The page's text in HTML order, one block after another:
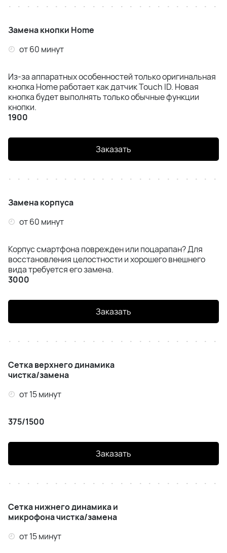
Замена кнопки Home
от 60 минут
Из-за аппаратных особенностей только оригинальная
кнопка Home работает как датчик Touch ID. Новая
кнопка будет выполнять только обычные функции
кнопки.
1900
Заказать
Замена корпуса
от 60 минут
Корпус смартфона поврежден или поцарапан? Для
восстановления целостности и хорошего внешнего
вида требуется его замена.
3000
Заказать
Сетка верхнего динамика
чистка/замена
от 15 минут
375/1500
Заказать
Сетка нижнего динамика и
микрофона чистка/замена
от 15 минут